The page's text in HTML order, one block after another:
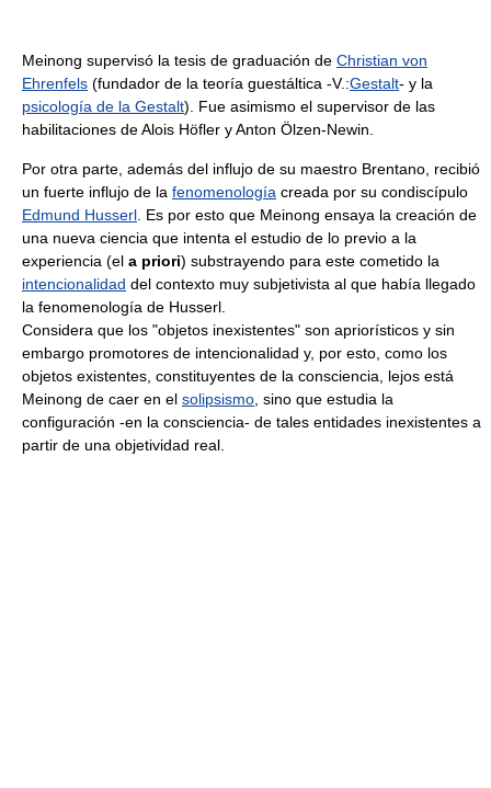
Meinong supervisó la tesis de graduación de Christian von
Ehrenfels (fundador de la teoría guestáltica -V.:Gestalt- y la
psicología de la Gestalt). Fue asimismo el supervisor de las
habilitaciones de Alois Höfler y Anton Ölzen-Newin.
Por otra parte, además del influjo de su maestro Brentano, recibió
un fuerte influjo de la fenomenología creada por su condiscípulo
Edmund Husserl . Es por esto que Meinong ensaya la creación de
una nueva ciencia que intenta el estudio de lo previo a la
experiencia (el a priori) substrayendo para este cometido la
intencionalidad del contexto muy subjetivista al que había llegado
la fenomenología de Husserl.
Considera que los "objetos inexistentes" son apriorísticos y sin
embargo promotores de intencionalidad y, por esto, como los
objetos existentes, constituyentes de la consciencia, lejos está
Meinong de caer en el solipsismo , sino que estudia la
configuración -en la consciencia- de tales entidades inexistentes a
partir de una objetividad real.